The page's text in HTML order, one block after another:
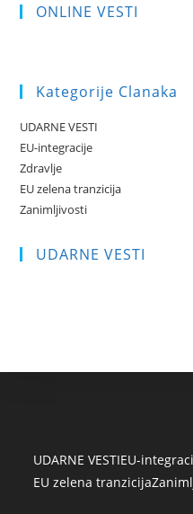
ONLINE VESTI
Kategorije Clanaka
UDARNE VESTI
EU-integracije
Zdravlje
EU zelena tranzicija
Zanimljivosti
UDARNE VESTI
UDARNE VESTIEU-
EU zelena tranzicija